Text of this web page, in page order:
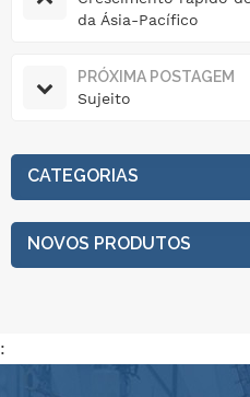
da Ásia-Pacífico
PRÓXIMA POSTAGEM
Sujeito
CATEGORIAS
NOVOS PRODUTOS
: